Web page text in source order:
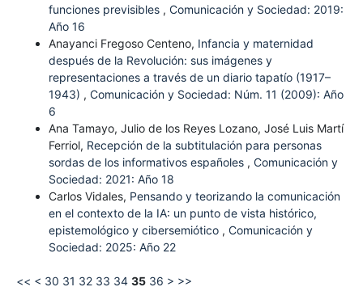
funciones previsibles , Comunicación y Sociedad: 2019:
Año 16
Anayanci Fregoso Centeno, Infancia y maternidad
después de la Revolución: sus imágenes y
representaciones a través de un diario tapatío (1917–
1943) , Comunicación y Sociedad: Núm. 11 (2009): Año
6
Ana Tamayo, Julio de los Reyes Lozano, José Luis Martí
Ferriol, Recepción de la subtitulación para personas
sordas de los informativos españoles , Comunicación y
Sociedad: 2021: Año 18
Carlos Vidales, Pensando y teorizando la comunicación
en el contexto de la IA: un punto de vista histórico,
epistemológico y cibersemiótico , Comunicación y
Sociedad: 2025: Año 22
<< < 30 31 32 33 34 35 36 > >>